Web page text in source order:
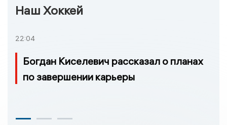
Наш Хоккей
22:04
Богдан Киселевич рассказал о планах
по завершении карьеры